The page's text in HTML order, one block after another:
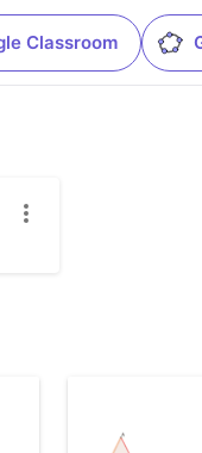
Classroom